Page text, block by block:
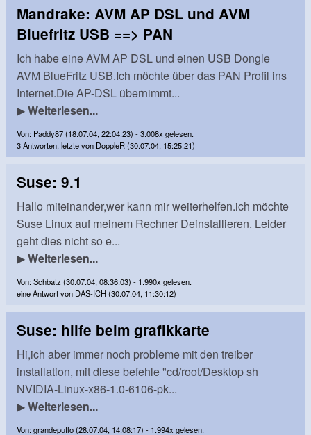
Mandrake: AVM AP DSL und AVM
Bluefritz USB ==> PAN
Ich habe eine AVM AP DSL und einen USB Dongle
AVM BlueFritz USB.Ich möchte über das PAN Profil ins
Internet.Die AP-DSL übernimmt...
▶Weiterlesen...
Von: Paddy87 (18.07.04, 22:04:23) - 3.008x gelesen.
3 Antworten, letzte von DoppleR (30.07.04, 15:25:21)
Suse: 9.1
Hallo miteinander,wer kann mir weiterhelfen.ich möchte
Suse Linux auf meinem Rechner Deinstallieren. Leider
geht dies nicht so e...
▶Weiterlesen...
Von: Schbatz (30.07.04, 08:36:03) - 1.990x gelesen.
eine Antwort von DAS-ICH (30.07.04, 11:30:12)
Suse: hilfe beim grafikkarte
Hi,ich aber immer noch probleme mit den treiber
installation, mit diese befehle "cd/root/Desktop sh
NVIDIA-Linux-x86-1.0-6106-pk...
▶Weiterlesen...
Von: grandepuffo (28.07.04, 14:08:17) - 1.994x gelesen.